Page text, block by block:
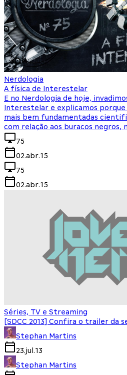
Nerdologia
A física de Interestelar
E no Nerdologia de hoje,
Interestelar e explicamos porque
mais bem fundamentadas
com relação aos buracos negros,
75
02.abr.15
75
02.abr.15
Séries, TV e Streaming
[SDCC 2013] Confira o trailer da
Stephan Martins
23.jul.13
Stephan Martins